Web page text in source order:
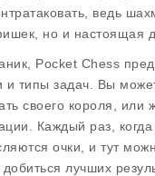
ведь
но и настоящая
Pocket Chess
и типы задач. Вы
своего короля, или
Каждый раз,
очки, и тут
лучших